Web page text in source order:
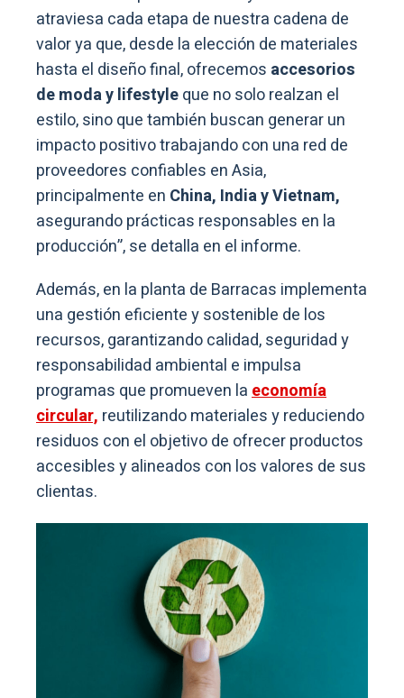
atraviesa cada etapa de nuestra cadena de
valor ya que, desde la elección de materiales
hasta el diseño final, ofrecemos accesorios
de moda y lifestyleque no solo realzan el
estilo, sino que también buscan generar un
impacto positivo trabajando con una red de
proveedores confiables en Asia,
principalmente en China, India y Vietnam,
asegurando prácticas responsables en la
producción”, se detalla en el informe.
Además, en la planta de Barracas implementa
una gestión eficiente y sostenible de los
recursos, garantizando calidad, seguridad y
responsabilidad ambiental e impulsa
programas que promueven laeconomía
circular, reutilizando materiales y reduciendo
residuos con el objetivo de ofrecer productos
accesibles y alineados con los valores de sus
clientas.